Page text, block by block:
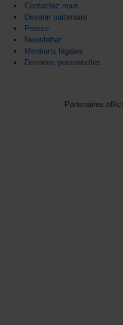
Contactez nous
Devenir partenaire
Presse
Newsletter
Mentions légales
Données personnelles
Partenaires